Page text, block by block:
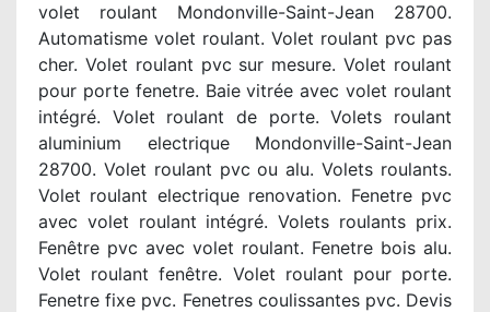
volet roulant Mondonville-Saint-Jean 28700.
Automatisme volet roulant. Volet roulant pvc pas
cher. Volet roulant pvc sur mesure. Volet roulant
pour porte fenetre. Baie vitrée avec volet roulant
intégré. Volet roulant de porte. Volets roulant
aluminium electrique Mondonville-Saint-Jean
28700. Volet roulant pvc ou alu. Volets roulants.
Volet roulant electrique renovation. Fenetre pvc
avec volet roulant intégré. Volets roulants prix.
Fenêtre pvc avec volet roulant. Fenetre bois alu.
Volet roulant fenêtre. Volet roulant pour porte.
Fenetre fixe pvc. Fenetres coulissantes pvc. Devis